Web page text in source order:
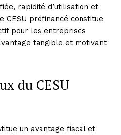
rapidité d’utilisation et
CESU préfinancé constitue
pour les entreprises
tangible et motivant
du CESU
un avantage fiscal et